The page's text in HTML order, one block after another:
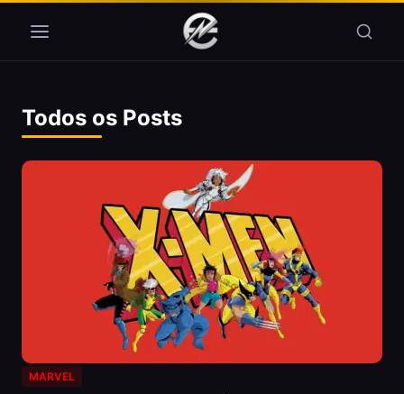
Todos os Posts
MARVEL